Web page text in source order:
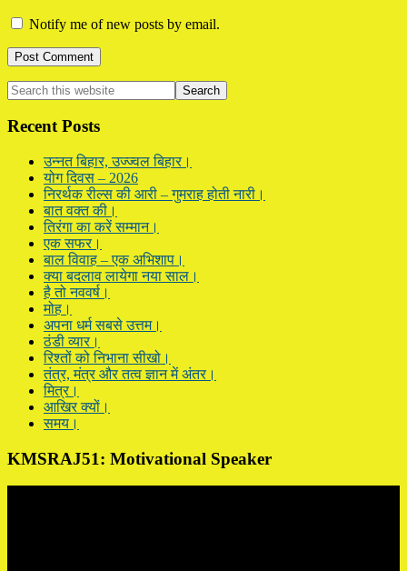
Notify me of new posts by email.
Primary
Sidebar
Search
this
website
Recent Posts
उन्नत बिहार, उज्ज्वल बिहार।
योग दिवस – 2026
निरर्थक रील्स की आरी – गुमराह होती नारी।
बात वक्त की।
तिरंगा का करें सम्मान।
एक सफर।
बाल विवाह – एक अभिशाप।
क्या बदलाव लायेगा नया साल।
है तो नववर्ष।
मोह।
अपना धर्म सबसे उत्तम।
ठंडी व्यार।
रिश्तों को निभाना सीखो।
तंत्र, मंत्र और तत्व ज्ञान में अंतर।
मित्र।
आखिर क्यों।
समय।
KMSRAJ51: Motivational Speaker